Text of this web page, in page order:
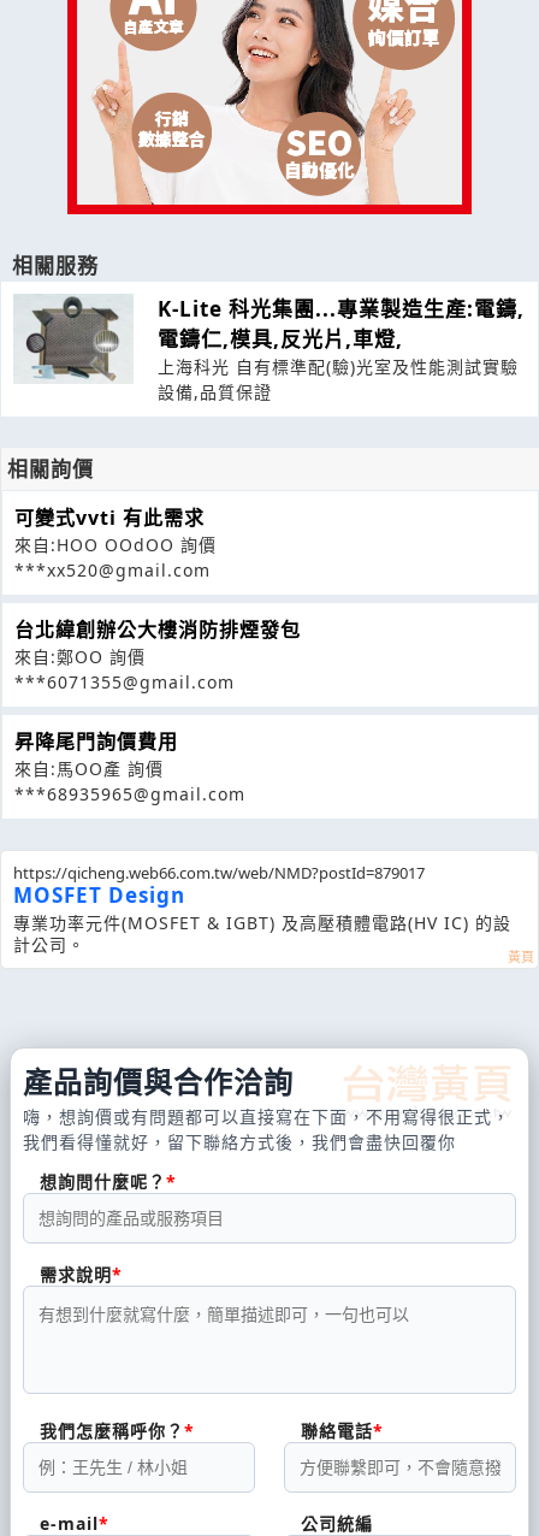
相關服務
K-Lite 科光集團...專業製造生產:電鑄,
電鑄仁,模具,反光片,車燈,
上海科光 自有標準配(驗)光室及性能測試實驗
設備,品質保證
相關詢價
可變式vvti 有此需求
來自:HOO OOdOO 詢價
***xx520@gmail.com
台北緯創辦公大樓消防排煙發包
來自:鄭OO 詢價
***6071355@gmail.com
昇降尾門詢價費用
來自:馬OO產 詢價
***68935965@gmail.com
https://qicheng.web66.com.tw/web/NMD?postId=879017
MOSFET Design
專業功率元件(MOSFET & IGBT) 及高壓積體電路(HV IC) 的設
計公司。
產品詢價與合作洽詢
嗨，想詢價或有問題都可以直接寫在下面，不用寫得很正式，
我們看得懂就好，留下聯絡方式後，我們會盡快回覆你
想詢問什麼呢？
需求說明
我們怎麼稱呼你？ 聯絡電話
e-mail 公司統編